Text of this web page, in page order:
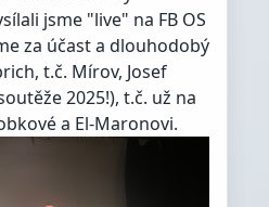
jsme "live" na FB OS
za účast a dlouhodobý
t.č. Mírov, Josef
2025!), t.č. už na
a El-Maronovi.